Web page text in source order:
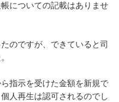
についての記載はありませ
のですが、できていると司
指示を受けた金額を新規で
人再生は認可されるのでし